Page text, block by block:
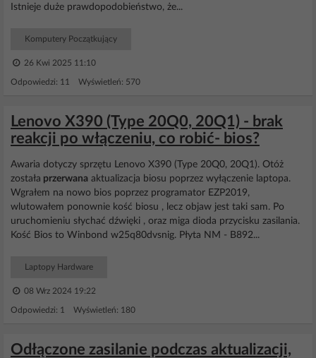
Istnieje duże prawdopodobieństwo, że...
Komputery Początkujący
26 Kwi 2025 11:10
Odpowiedzi: 11 Wyświetleń: 570
Lenovo X390 (Type 20Q0, 20Q1) - brak
reakcji po włączeniu, co robić- bios?
Awaria dotyczy sprzętu Lenovo X390 (Type 20Q0, 20Q1). Otóż
została przerwana aktualizacja biosu poprzez wyłączenie laptopa.
Wgrałem na nowo bios poprzez programator EZP2019,
wlutowałem ponownie kość biosu , lecz objaw jest taki sam. Po
uruchomieniu słychać dźwięki , oraz miga dioda przycisku zasilania.
Kość Bios to Winbond w25q80dvsnig. Płyta NM - B892...
Laptopy Hardware
08 Wrz 2024 19:22
Odpowiedzi: 1 Wyświetleń: 180
Odłączone zasilanie podczas aktualizacji,